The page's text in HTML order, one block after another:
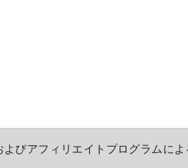
びアフィリエイトプログラムによ